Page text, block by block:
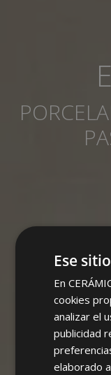
Ese
En
cookies
analizar el
publicidad
elaborado